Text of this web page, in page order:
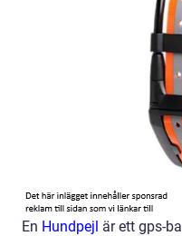
En Hundpejl är ett gps-